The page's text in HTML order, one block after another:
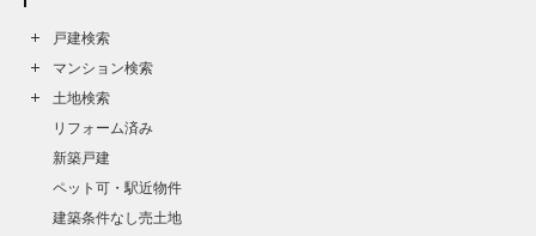
戸建検索
マンション検索
土地検索
リフォーム済み
新築戸建
ペット可・駅近物件
建築条件なし売土地